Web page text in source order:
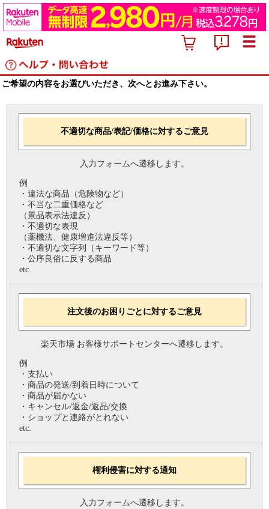
ご希望の内容をお選びいただき、次へとお進み下さい。
不適切な商品/表記/価格に対するご意見
入力フォームへ遷移します。
例
・違法な商品（危険物など）
・不当な二重価格など
（景品表示法違反）
・不適切な表現
（薬機法、健康増進法違反等）
・不適切な文字列（キーワード等）
・公序良俗に反する商品
etc.
注文後のお困りごとに対するご意見
楽天市場 お客様サポートセンターへ遷移します。
例
・支払い
・商品の発送/到着日時について
・商品が届かない
・キャンセル/返金/返品/交換
・ショップと連絡がとれない
etc.
権利侵害に対する通知
入力フォームへ遷移します。